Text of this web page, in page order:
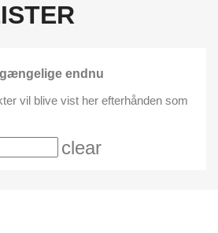
endnu
vil blive vist her efterhånden som
clear